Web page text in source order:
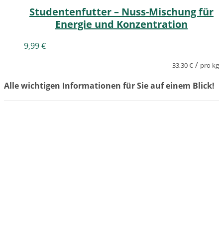
Studentenfutter – Nuss-Mischung für
Energie und Konzentration
9,99€
33,30€ / pro kg
Alle wichtigen Informationen für Sie auf einem Blick!